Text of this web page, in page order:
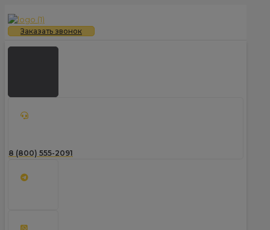
Заказать звонок
8 (800) 555-2091